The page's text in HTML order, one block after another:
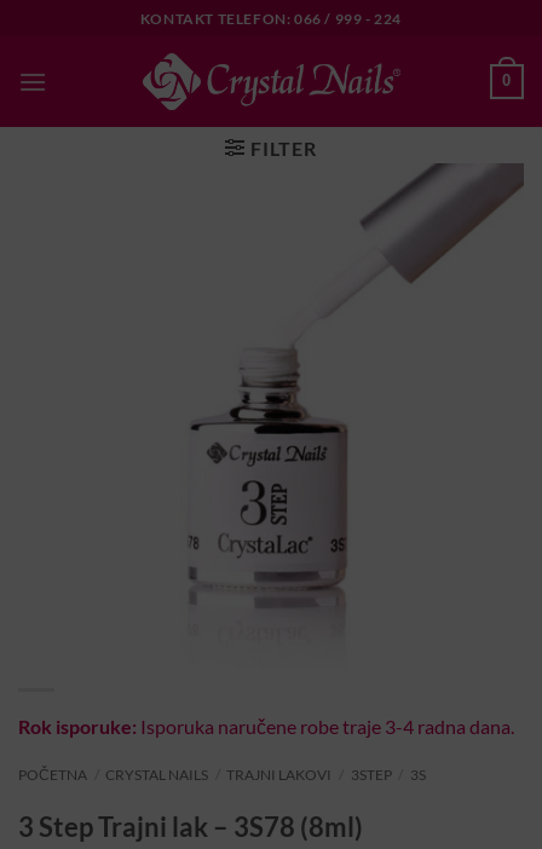
content
KONTAKT TELEFON: 066 / 999 - 224
0
FILTER
Rok isporuke: Isporuka naručene robe traje 3-4 radna dana.
POČETNA CRYSTAL NAILS TRAJNI LAKOVI 3STEP 3S
3 Step Trajni lak – 3S78 (8ml)